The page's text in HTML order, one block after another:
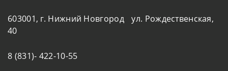
603001, г. Нижний Новгород ул. Рождественская,
40
8 (831)- 422-10-55